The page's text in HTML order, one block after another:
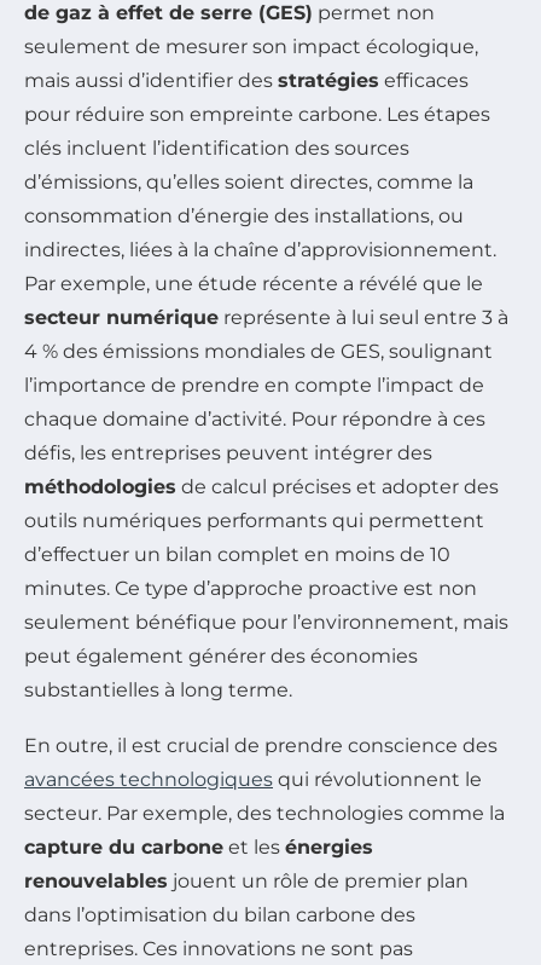
de gaz à effet de serre (GES) permet non
seulement de mesurer son impact écologique,
mais aussi d’identifier des stratégies efficaces
pour réduire son empreinte carbone. Les étapes
clés incluent l’identification des sources
d’émissions, qu’elles soient directes, comme la
consommation d’énergie des installations, ou
indirectes, liées à la chaîne d’approvisionnement.
Par exemple, une étude récente a révélé que le
secteur numérique représente à lui seul entre 3 à
4 % des émissions mondiales de GES, soulignant
l’importance de prendre en compte l’impact de
chaque domaine d’activité. Pour répondre à ces
défis, les entreprises peuvent intégrer des
méthodologies de calcul précises et adopter des
outils numériques performants qui permettent
d’effectuer un bilan complet en moins de 10
minutes. Ce type d’approche proactive est non
seulement bénéfique pour l’environnement, mais
peut également générer des économies
substantielles à long terme.
En outre, il est crucial de prendre conscience des
avancées technologiques qui révolutionnent le
secteur. Par exemple, des technologies comme la
capture du carbone et les énergies
renouvelables jouent un rôle de premier plan
dans l’optimisation du bilan carbone des
entreprises. Ces innovations ne sont pas